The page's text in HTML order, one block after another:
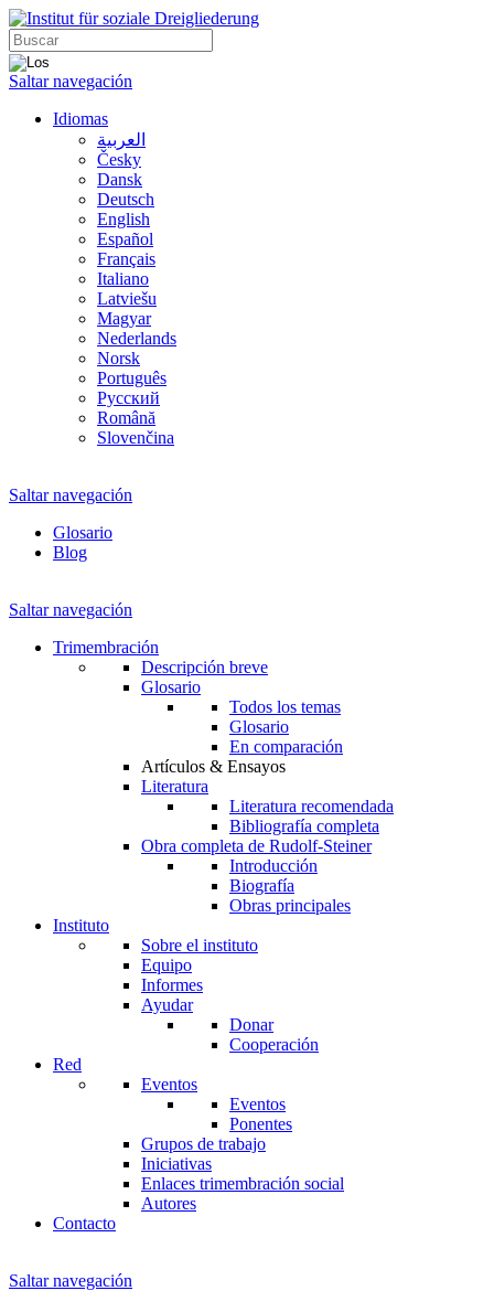
Saltar navegación
Idiomas
العربية
Česky
Dansk
Deutsch
English
Español
Français
Italiano
Latviešu
Magyar
Nederlands
Norsk
Português
Русский
Română
Slovenčina
Saltar navegación
Glosario
Blog
Saltar navegación
Trimembración
Descripción breve
Glosario
Todos los temas
Glosario
En comparación
Artículos & Ensayos
Literatura
Literatura recomendada
Bibliografía completa
Obra completa de Rudolf-Steiner
Introducción
Biografía
Obras principales
Instituto
Sobre el instituto
Equipo
Informes
Ayudar
Donar
Cooperación
Red
Eventos
Eventos
Ponentes
Grupos de trabajo
Iniciativas
Enlaces trimembración social
Autores
Contacto
Saltar navegación